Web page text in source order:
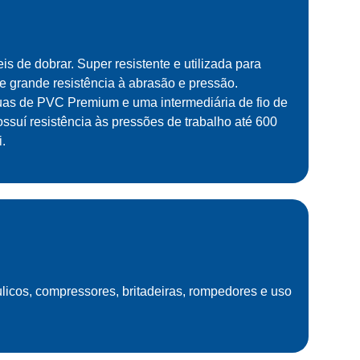
de dobrar. Super resistente e utilizada para
grande resistência à abrasão e pressão.
de PVC Premium e uma intermediária de fio de
resistência às pressões de trabalho até 600
compressores, britadeiras, rompedores e uso